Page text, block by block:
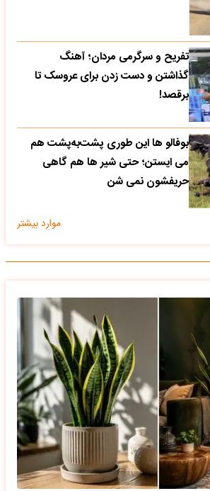
تفریح و سرگرمی مردان؛ آهنگ
گذاشتن و دست زدن برای عروسک تا
برقصد!
بوفالو ها این‌ طوری پشت‌به‌پشت هم
می‌ ایستن؛ حتی شیر ها هم گاهی
حریفشون نمی‌ شن
موارد بیشتر